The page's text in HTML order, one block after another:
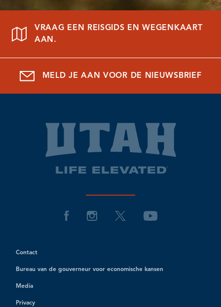
VRAAG EEN REISGIDS EN WEGENKAART
AAN.
MELD JE AAN VOOR DE NIEUWSBRIEF
Contact
Bureau van de gouverneur voor economische kansen
Media
Privacy